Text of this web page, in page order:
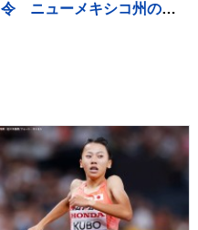
令 ニューメキシコ州の裁